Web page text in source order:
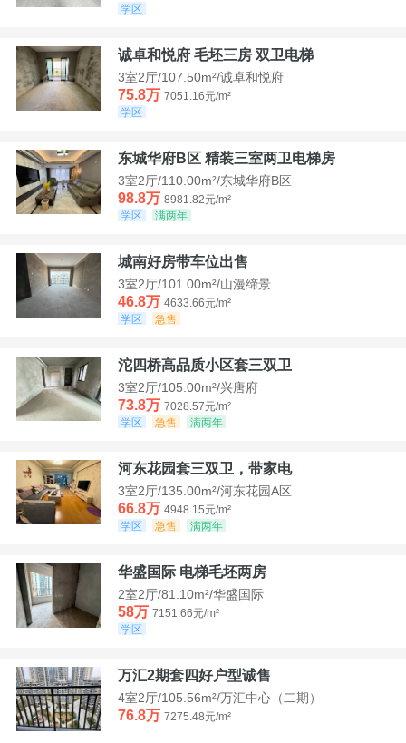
学区
诚卓和悦府 毛坯三房 双卫电梯
3室2厅/107.50m²/诚卓和悦府
75.8万 7051.16元/m²
学区
东城华府B区 精装三室两卫电梯房
3室2厅/110.00m²/东城华府B区
98.8万 8981.82元/m²
学区
满两年
城南好房带车位出售
3室2厅/101.00m²/山漫缔景
46.8万 4633.66元/m²
学区
急售
沱四桥高品质小区套三双卫
3室2厅/105.00m²/兴唐府
73.8万 7028.57元/m²
学区
急售 满两年
河东花园套三双卫，带家电
3室2厅/135.00m²/河东花园A区
66.8万 4948.15元/m²
学区
急售 满两年
华盛国际 电梯毛坯两房
2室2厅/81.10m²/华盛国际
58万 7151.66元/m²
学区
万汇2期套四好户型诚售
4室2厅/105.56m²/万汇中心（二期）
76.8万 7275.48元/m²